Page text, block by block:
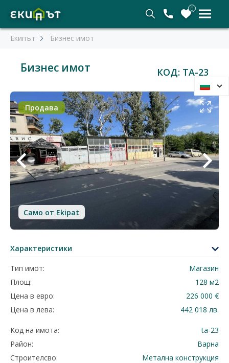
0
Екипът Бизнес имот
Бизнес имот КОД: TA-23
Продава
Само от Ekipat
Характеристики
Тип имот:
Магазин
Площ:
128 м2
Цена в евро:
226 000 €
Цена в лева:
442 018 лв.
Код на имота:
ta-23
Район:
Варна
Строителсво:
Метална конструкция